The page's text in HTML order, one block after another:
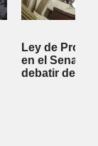
Ley de
en el Senado
debatir